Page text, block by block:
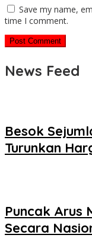
Save my name,
time I comment.
News Feed
Besok
Turunkan
Puncak Arus
Secara